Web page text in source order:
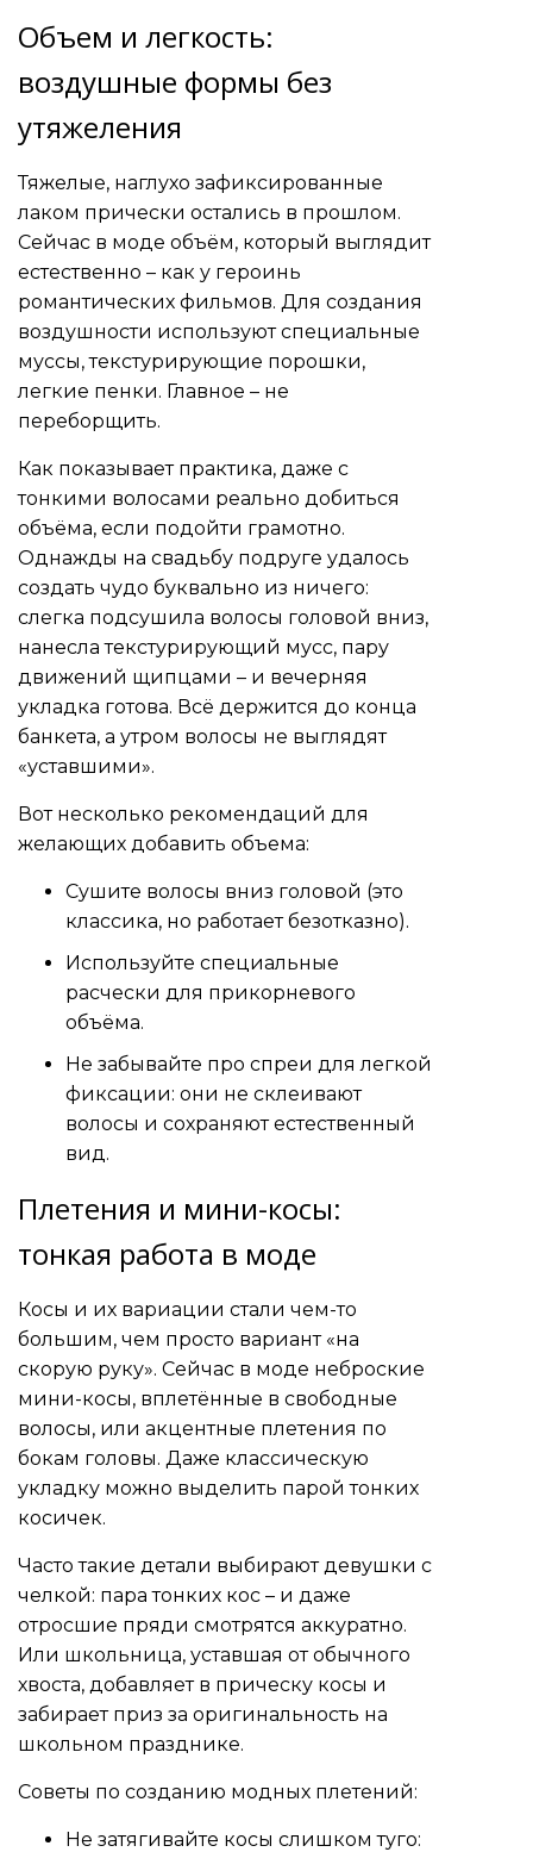
Объем и легкость:
воздушные формы без
утяжеления
Тяжелые, наглухо зафиксированные
лаком прически остались в прошлом.
Сейчас в моде объём, который выглядит
естественно – как у героинь
романтических фильмов. Для создания
воздушности используют специальные
муссы, текстурирующие порошки,
легкие пенки. Главное – не
переборщить.
Как показывает практика, даже с
тонкими волосами реально добиться
объёма, если подойти грамотно.
Однажды на свадьбу подруге удалось
создать чудо буквально из ничего:
слегка подсушила волосы головой вниз,
нанесла текстурирующий мусс, пару
движений щипцами – и вечерняя
укладка готова. Всё держится до конца
банкета, а утром волосы не выглядят
«уставшими».
Вот несколько рекомендаций для
желающих добавить объема:
Сушите волосы вниз головой (это
классика, но работает безотказно).
Используйте специальные
расчески для прикорневого
объёма.
Не забывайте про спреи для легкой
фиксации: они не склеивают
волосы и сохраняют естественный
вид.
Плетения и мини-косы:
тонкая работа в моде
Косы и их вариации стали чем-то
большим, чем просто вариант «на
скорую руку». Сейчас в моде неброские
мини-косы, вплетённые в свободные
волосы, или акцентные плетения по
бокам головы. Даже классическую
укладку можно выделить парой тонких
косичек.
Часто такие детали выбирают девушки с
челкой: пара тонких кос – и даже
отросшие пряди смотрятся аккуратно.
Или школьница, уставшая от обычного
хвоста, добавляет в прическу косы и
забирает приз за оригинальность на
школьном празднике.
Советы по созданию модных плетений:
Не затягивайте косы слишком туго: